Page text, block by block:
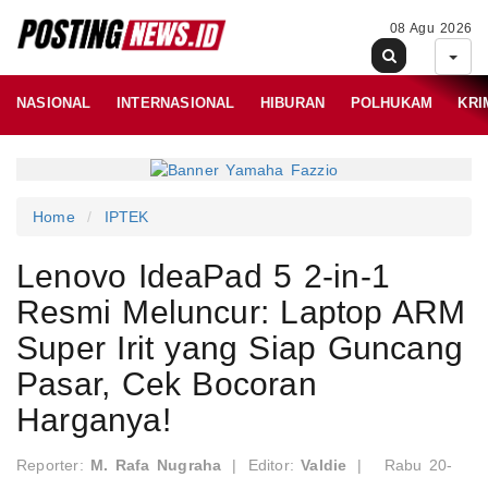
08 Agu 2026
NASIONAL INTERNASIONAL HIBURAN POLHUKAM
Home IPTEK
Lenovo IdeaPad 5 2-in-1
Resmi Meluncur: Laptop ARM
Super Irit yang Siap Guncang
Pasar, Cek Bocoran
Harganya!
Reporter: M. Rafa Nugraha | Editor:Valdie |
Rabu 20-